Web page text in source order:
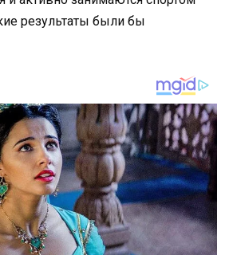
результаты были бы